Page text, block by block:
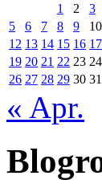
1
2 3
5
6 7 8 9 10
12 13 14 15 16 17
19 20 21 22 23 24
26 27 28 29 30 31
« Apr.